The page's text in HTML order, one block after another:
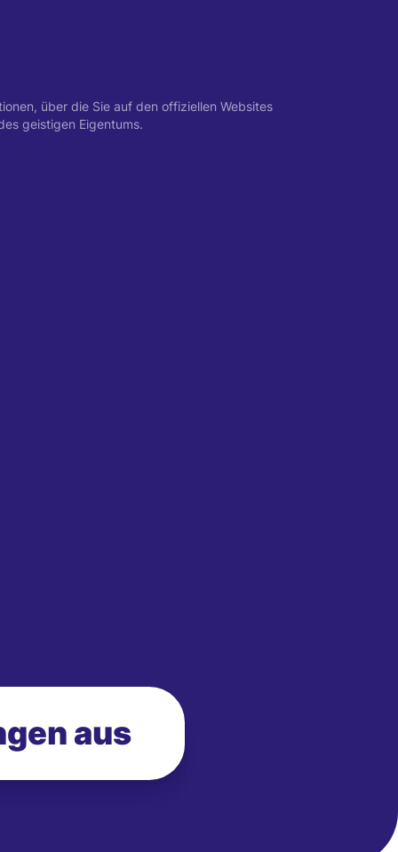
über die Sie auf den offiziellen Websites
geistigen Eigentums.
aus